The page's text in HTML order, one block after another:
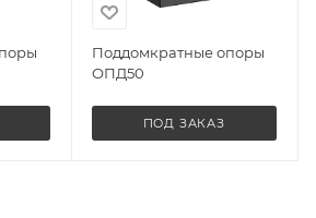
Поддомкратные опоры
ОПД50
ПОД ЗАКАЗ